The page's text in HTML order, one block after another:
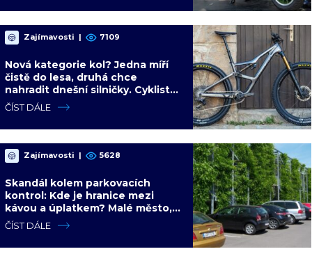
Zajímavosti | 7109
Nová kategorie kol? Jedna míří
čistě do lesa, druhá chce
nahradit dnešní silničky. Cyklisté
mají rozporuplné názory
ČÍST DÁLE
Zajímavosti | 5628
Skandál kolem parkovacích
kontrol: Kde je hranice mezi
kávou a úplatkem? Malé město,
malá výhoda, velký problém
ČÍST DÁLE